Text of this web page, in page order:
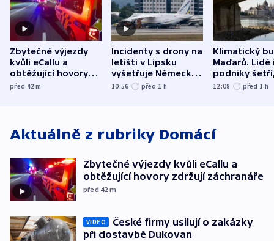
Zbytečné výjezdy
kvůli eCallu a
obtěžující hovory
zdržují záchranáře
před 42m
Incidenty s drony na
letišti v Lipsku
vyšetřuje Německo
jako úmyslný pokus
10:56 před 1 h
Klimatický
Maďarů. Lidé
podniky
omezuje se
12:08 před 1 h
Aktuálně z rubriky Domácí
Zbytečné výjezdy kvůli eCallu a
obtěžující hovory zdržují záchranáře
před 42 m
VIDEO
České firmy usilují o zakázky
při dostavbě Dukovan